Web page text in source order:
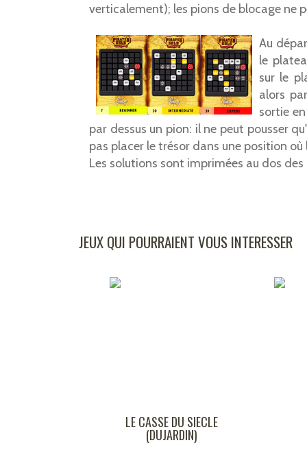
verticalement); les pions de blocage ne
Au
le
sur le
alors
sortie
par dessus un pion: il ne peut pousser
pas placer le trésor dans une position
Les solutions sont imprimées au dos
JEUX QUI POURRAIENT VOUS INTERESSER
MASK